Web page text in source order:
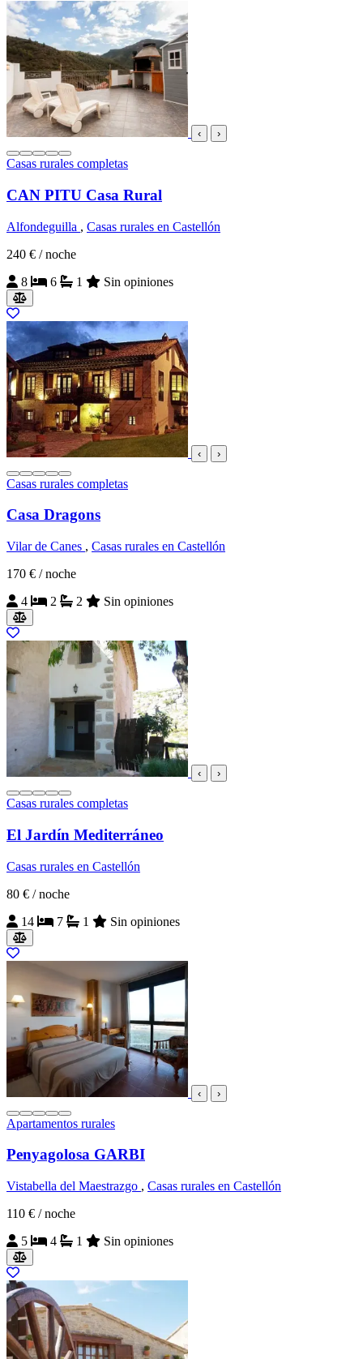
‹ ›
Casas rurales completas
CAN PITU Casa Rural
Alfondeguilla , Casas rurales en Castellón
240 € / noche
8
6 1 Sin opiniones
‹ ›
Casas rurales completas
Casa Dragons
Vilar de Canes , Casas rurales en Castellón
170 € / noche
4
2 2 Sin opiniones
‹ ›
Casas rurales completas
El Jardín Mediterráneo
Casas rurales en Castellón
80 € / noche
14
7 1 Sin opiniones
‹ ›
Apartamentos rurales
Penyagolosa GARBI
Vistabella del Maestrazgo , Casas rurales en Castellón
110 € / noche
5
4 1 Sin opiniones